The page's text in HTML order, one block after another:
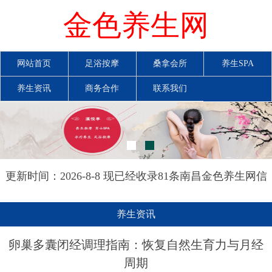
金色养生网
网站首页 足浴按摩 桑拿会所 养生SPA
养生资讯 商务合作 联系我们
更新时间：2026-8-8 现已经收录81条南昌金色养生网信
养生资讯
卵巢多囊闭经调理指南：恢复自然生育力与月经
周期